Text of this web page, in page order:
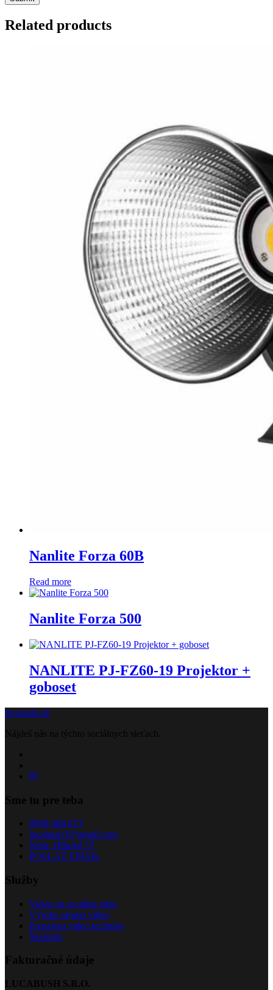
Related products
Nanlite Forza 60B
Read more
Nanlite Forza 500
NANLITE PJ-FZ60-19 Projektor +
goboset
lucabush.sk
Nájdeš nás na týchto sociálnych sieťach.
Sme tu pre teba
0949 468 873
lucabush3@gmail.com
Nitra, Hlboká 57
POSLAŤ EMAIL
Služby
Video na sociálne siete
Výroba promo videa
Prenájom video techniky
Školenie
Fakturačné údaje
LUCABUSH S.R.O.